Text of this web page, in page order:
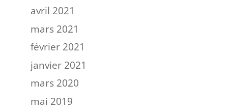
avril 2021
mars 2021
février 2021
janvier 2021
mars 2020
mai 2019